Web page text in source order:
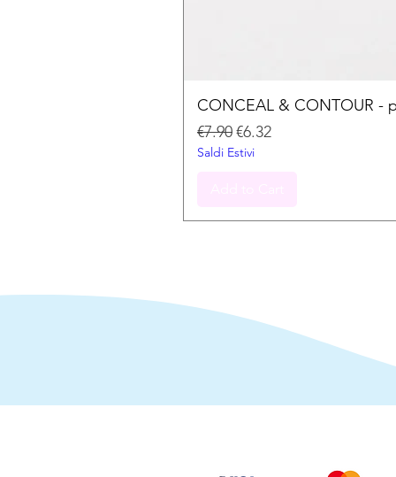
CONCEAL & CONTOUR -
Regular Price
€7.90Sale Price
€6.32
Saldi Estivi